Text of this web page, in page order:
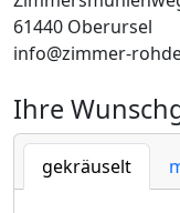
61440 Oberursel
info@zimmer-
Ihre
gekräuselt